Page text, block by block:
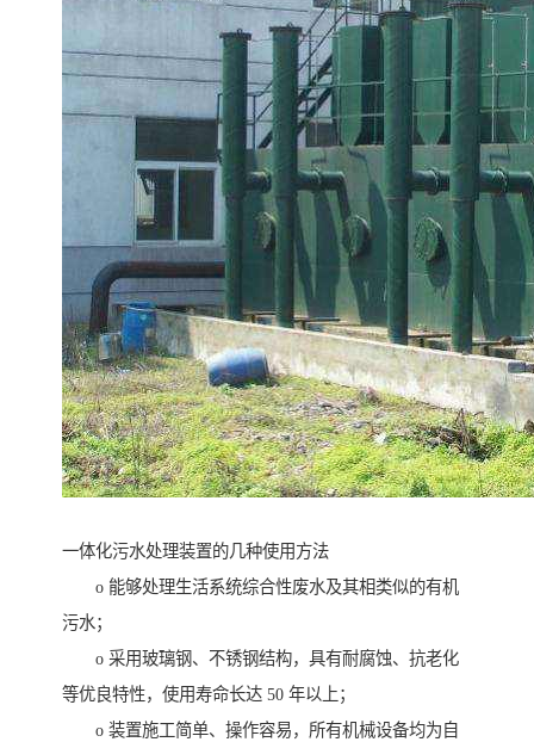
一体化污水处理装置的几种使用方法
o 能够处理生活系统综合性废水及其相类似的有机
污水；
o 采用玻璃钢、不锈钢结构，具有耐腐蚀、抗老化
等优良特性，使用寿命长达 50 年以上；
o 装置施工简单、操作容易，所有机械设备均为自